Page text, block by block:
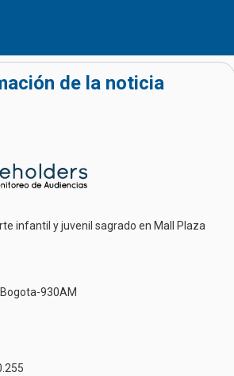
de la noticia
infantil y juvenil sagrado en Mall Plaza
930AM